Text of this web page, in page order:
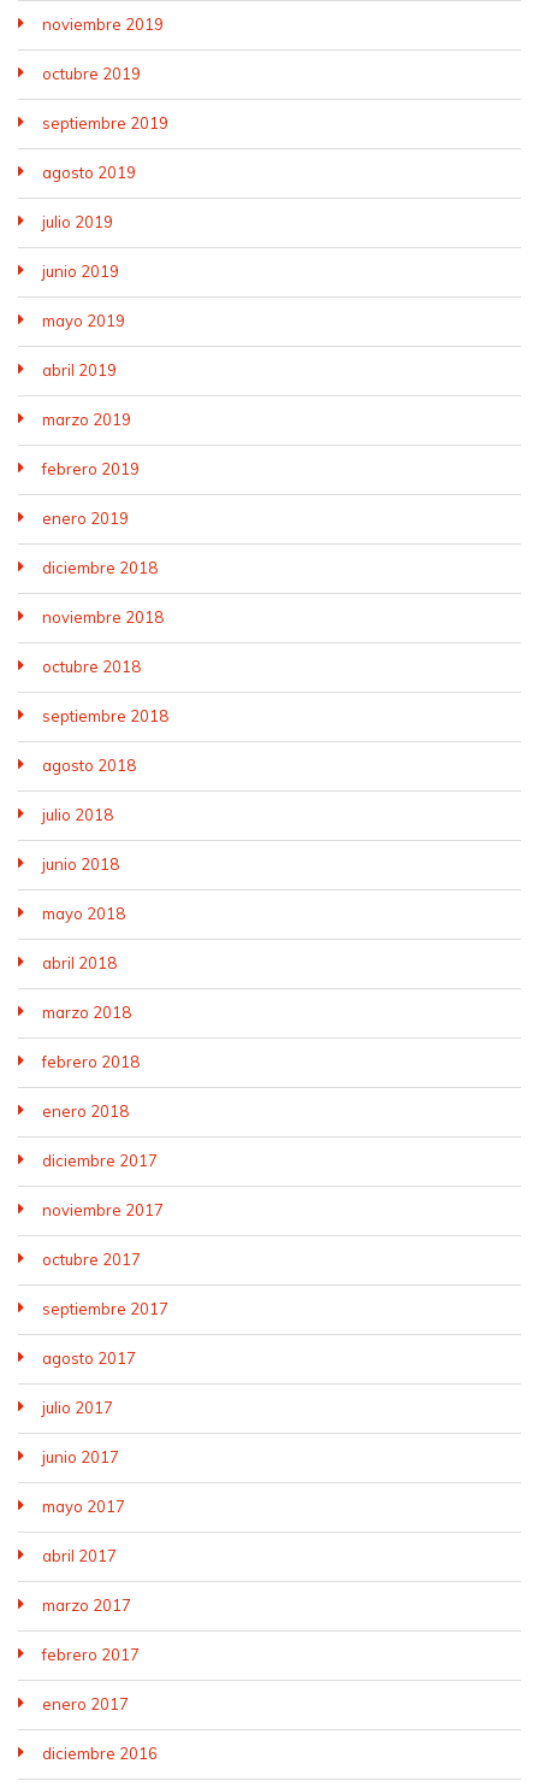
noviembre 2019
octubre 2019
septiembre 2019
agosto 2019
julio 2019
junio 2019
mayo 2019
abril 2019
marzo 2019
febrero 2019
enero 2019
diciembre 2018
noviembre 2018
octubre 2018
septiembre 2018
agosto 2018
julio 2018
junio 2018
mayo 2018
abril 2018
marzo 2018
febrero 2018
enero 2018
diciembre 2017
noviembre 2017
octubre 2017
septiembre 2017
agosto 2017
julio 2017
junio 2017
mayo 2017
abril 2017
marzo 2017
febrero 2017
enero 2017
diciembre 2016